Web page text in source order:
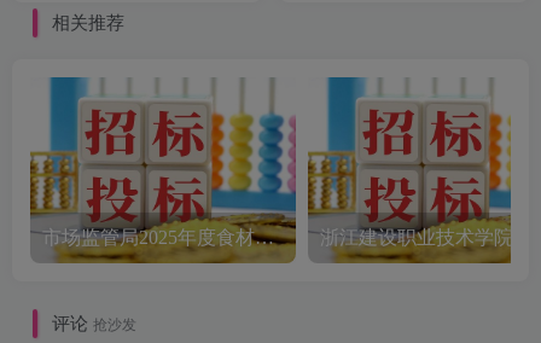
询评估有限公司]
相关推荐
市场监管局2025年度食材配送采购公告
评论 抢沙发